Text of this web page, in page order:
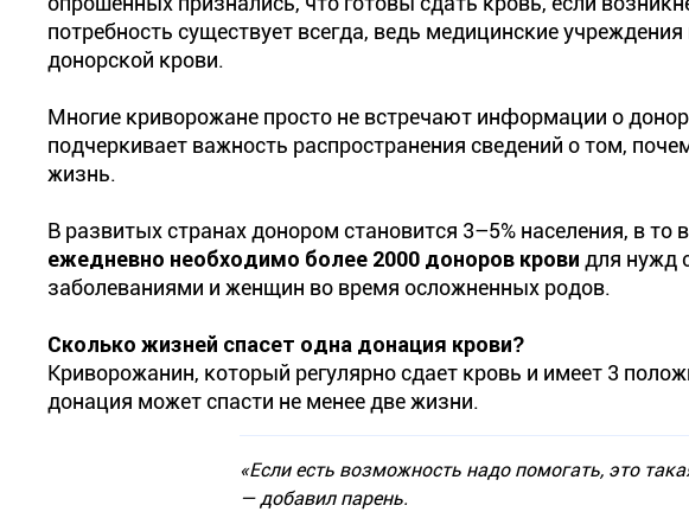
потребность существует всегда, ведь медицинские
донорской крови.
Многие криворожане просто не встречают информации о
подчеркивает важность распространения сведений о том,
жизнь.
В развитых странах донором становится 3–5% населения, в то
ежедневно необходимо более 2000 доноров крови для нужд
заболеваниями и женщин во время осложненных родов.
Сколько жизней спасет одна донация крови?
Криворожанин, который регулярно сдает кровь и имеет 3
донация может спасти не менее две жизни.
«Если есть возможность надо помогать, это
— добавил парень.